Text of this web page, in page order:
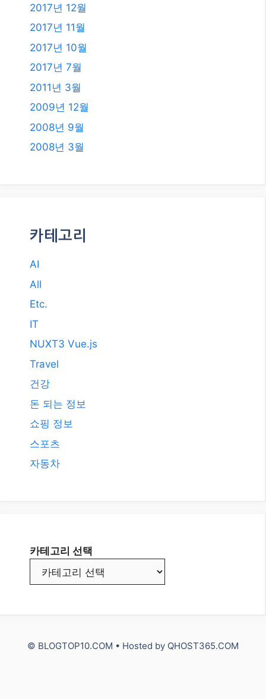
2017년 12월
2017년 11월
2017년 10월
2017년 7월
2011년 3월
2009년 12월
2008년 9월
2008년 3월
카테고리
AI
All
Etc.
IT
NUXT3 Vue.js
Travel
건강
돈 되는 정보
쇼핑 정보
스포츠
자동차
카테고리 선택
© BLOGTOP10.COM • Hosted by QHOST365.COM